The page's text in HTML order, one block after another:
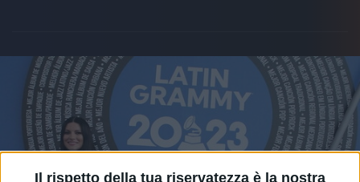
Il rispetto della tua riservatezza è la nostra